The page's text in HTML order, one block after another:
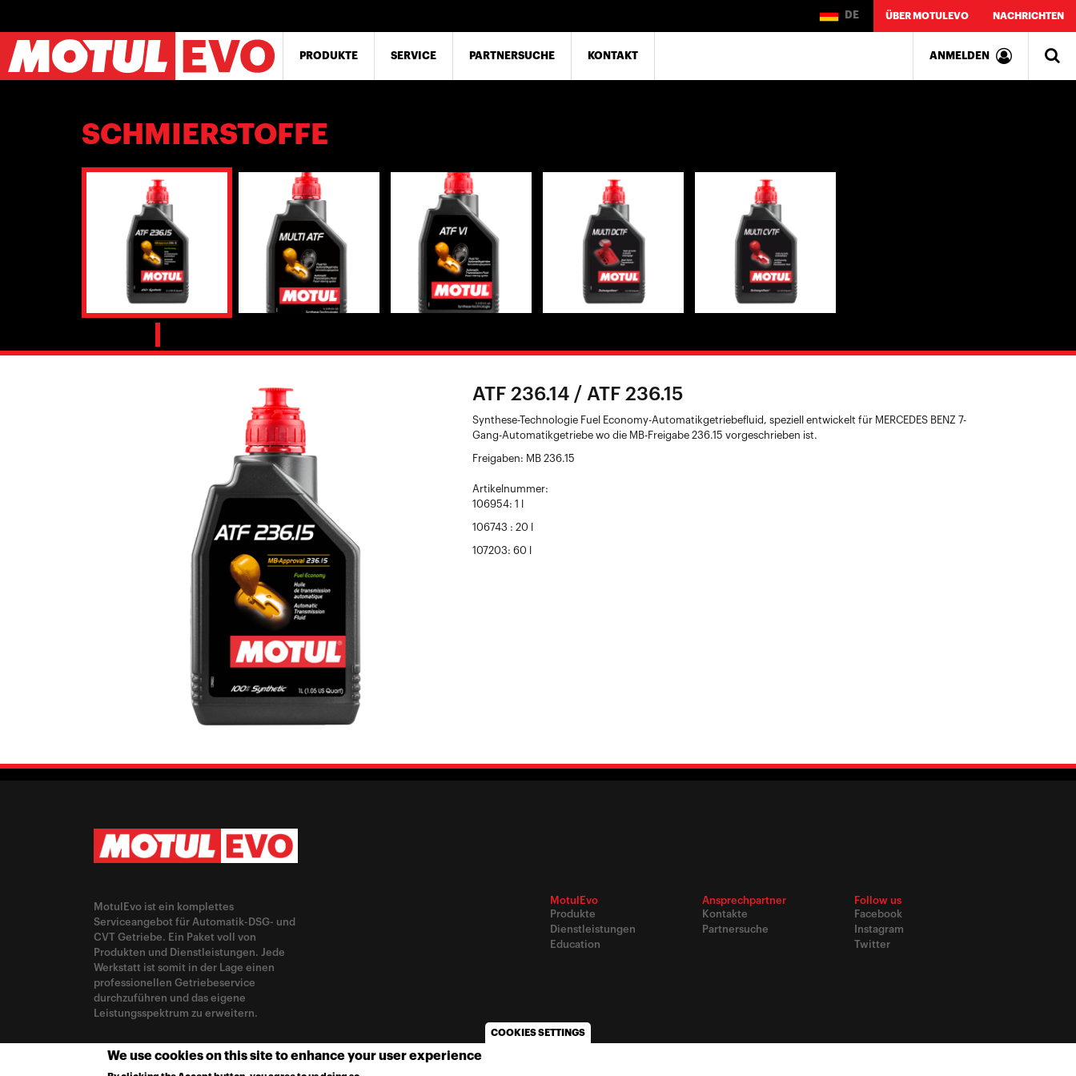
Inhalt
PRODUKTE
SERVICE PARTNERSUCHE KONTAKT
DE ÜBER MOTULEVO NACHRICHTEN
ANMELDEN
SCHMIERSTOFFE
ATF 236.14 / ATF 236.15
Synthese-Technologie Fuel Economy-Automatikgetriebefluid, speziell entwickelt für MERCEDES BENZ 7-
Gang-Automatikgetriebe wo die MB-Freigabe 236.15 vorgeschrieben ist.
Freigaben: MB 236.15
Artikelnummer:
106954: 1 l
106743 : 20 l
107203: 60 l
MotulEvo ist ein komplettes
Serviceangebot für Automatik-DSG- und
CVT Getriebe. Ein Paket voll von
Produkten und Dienstleistungen. Jede
Werkstatt ist somit in der Lage einen
professionellen Getriebeservice
durchzuführen und das eigene
Leistungsspektrum zu erweitern.
MotulEvo
Produkte
Dienstleistungen
Education
Ansprechpartner
Kontakte
Partnersuche
Follow us
Facebook
Instagram
Twitter
LAND WECHSELN
COOKIES SETTINGS
We use cookies on this site to enhance your user experience